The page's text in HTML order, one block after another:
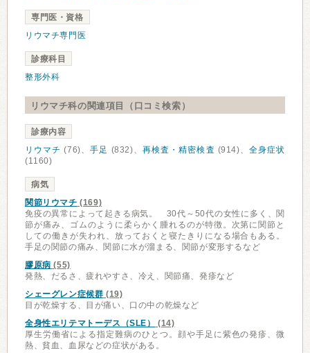
専門医・資格
リウマチ専門医
診療科目
整形外科
リウマチ科の関連項目（口コミ検索）
診療内容
リウマチ (76)、手足 (832)、再検査・精密検査 (914)、全身症状
(1160)
病気
関節リウマチ (169)
免疫の異常によって起きる病気。 30代～50代の女性に多く、関
節が痛み、ゴムのように柔らかく腫れるのが特徴。次第に関節と
しての働きが失われ、放っておくと寝たきりになる場合もある。
手足の関節の痛み、関節に水が溜まる、関節が変形するなど
膠原病 (55)
発熱、だるさ、疲れやすさ、冷え、関節痛、発疹など
シェーグレン症候群 (19)
目が乾燥する、目が痛い、口の中の乾燥など
全身性エリテマトーデス（SLE）
(14)
厚生労働省による指定難病のひとつ。顔や手足に紫色の発疹、微
熱、貧血、血尿などの症状がある。